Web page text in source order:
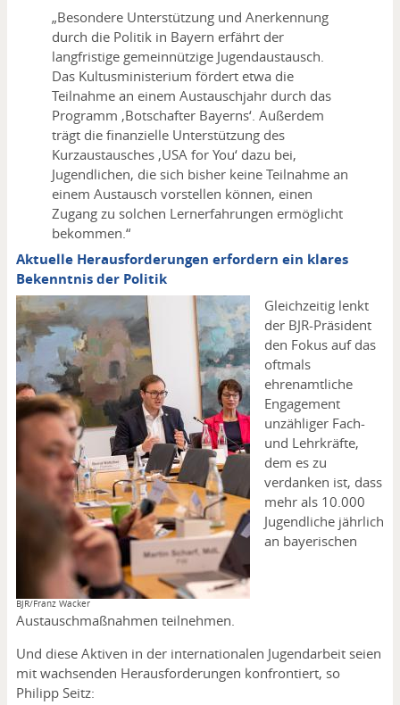
„Besondere Unterstützung und Anerkennung
durch die Politik in Bayern erfährt der
langfristige gemeinnützige Jugendaustausch.
Das Kultusministerium fördert etwa die
Teilnahme an einem Austauschjahr durch das
Programm ‚Botschafter Bayerns‘. Außerdem
trägt die finanzielle Unterstützung des
Kurzaustausches ‚USA for You‘ dazu bei,
Jugendlichen, die sich bisher keine Teilnahme an
einem Austausch vorstellen können, einen
Zugang zu solchen Lernerfahrungen ermöglicht
bekommen.“
Aktuelle Herausforderungen erfordern ein klares
Bekenntnis der Politik
Copyright
BJR/Franz Wacker
Gleichzeitig lenkt
der BJR-Präsident
den Fokus auf das
oftmals
ehrenamtliche
Engagement
unzähliger Fach-
und Lehrkräfte,
dem es zu
verdanken ist, dass
mehr als 10.000
Jugendliche jährlich
an bayerischen
Austauschmaßnahmen teilnehmen.
Und diese Aktiven in der internationalen Jugendarbeit seien
mit wachsenden Herausforderungen konfrontiert, so
Philipp Seitz: